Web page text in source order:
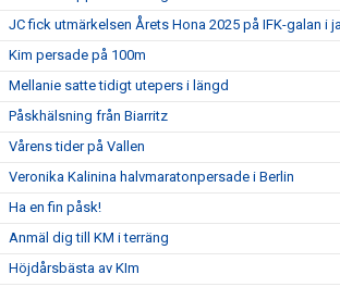
JC fick utmärkelsen Årets Hona 2025 på IFK-galan i
Kim persade på 100m
Mellanie satte tidigt utepers i längd
Påskhälsning från Biarritz
Vårens tider på Vallen
Veronika Kalinina halvmaratonpersade i Berlin
Ha en fin påsk!
Anmäl dig till KM i terräng
Höjdårsbästa av KIm